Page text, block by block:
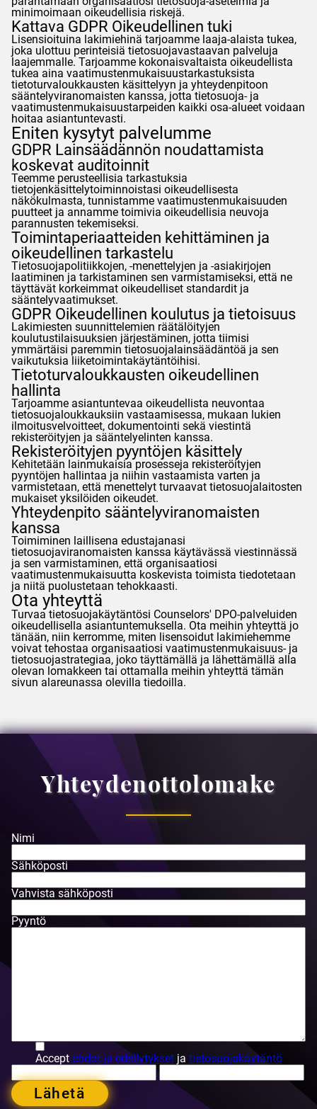
minimoimaan oikeudellisia riskejä.
Kattava GDPR Oikeudellinen tuki
Lisensioituina lakimiehinä tarjoamme laaja-alaista tukea,
joka ulottuu perinteisiä tietosuojavastaavan palveluja
laajemmalle. Tarjoamme kokonaisvaltaista oikeudellista
tukea aina vaatimustenmukaisuustarkastuksista
tietoturvaloukkausten käsittelyyn ja yhteydenpitoon
sääntelyviranomaisten kanssa, jotta tietosuoja- ja
vaatimustenmukaisuustarpeiden kaikki osa-alueet voidaan
hoitaa asiantuntevasti.
Eniten kysytyt palvelumme
GDPR Lainsäädännön noudattamista
koskevat auditoinnit
Teemme perusteellisia tarkastuksia
tietojenkäsittelytoiminnoistasi oikeudellisesta
näkökulmasta, tunnistamme vaatimustenmukaisuuden
puutteet ja annamme toimivia oikeudellisia neuvoja
parannusten tekemiseksi.
Toimintaperiaatteiden kehittäminen ja
oikeudellinen tarkastelu
Tietosuojapolitiikkojen, -menettelyjen ja -asiakirjojen
laatiminen ja tarkistaminen sen varmistamiseksi, että ne
täyttävät korkeimmat oikeudelliset standardit ja
sääntelyvaatimukset.
GDPR Oikeudellinen koulutus ja tietoisuus
Lakimiesten suunnittelemien räätälöityjen
koulutustilaisuuksien järjestäminen, jotta tiimisi
ymmärtäisi paremmin tietosuojalainsäädäntöä ja sen
vaikutuksia liiketoimintakäytäntöihisi.
Tietoturvaloukkausten oikeudellinen
hallinta
Tarjoamme asiantuntevaa oikeudellista neuvontaa
tietosuojaloukkauksiin vastaamisessa, mukaan lukien
ilmoitusvelvoitteet, dokumentointi sekä viestintä
rekisteröityjen ja sääntelyelinten kanssa.
Rekisteröityjen pyyntöjen käsittely
Kehitetään lainmukaisia prosesseja rekisteröityjen
pyyntöjen hallintaa ja niihin vastaamista varten ja
varmistetaan, että menettelyt turvaavat tietosuojalaitosten
mukaiset yksilöiden oikeudet.
Yhteydenpito sääntelyviranomaisten
kanssa
Toimiminen laillisena edustajanasi
tietosuojaviranomaisten kanssa käytävässä viestinnässä
ja sen varmistaminen, että organisaatiosi
vaatimustenmukaisuutta koskevista toimista tiedotetaan
ja niitä puolustetaan tehokkaasti.
Ota yhteyttä
Turvaa tietosuojakäytäntösi Counselors' DPO-palveluiden
oikeudellisella asiantuntemuksella. Ota meihin yhteyttä jo
tänään, niin kerromme, miten lisensoidut lakimiehemme
voivat tehostaa organisaatiosi vaatimustenmukaisuus- ja
tietosuojastrategiaa, joko täyttämällä ja lähettämällä alla
olevan lomakkeen tai ottamalla meihin yhteyttä tämän
sivun alareunassa olevilla tiedoilla.
Yhteydenottolomake
Nimi
Sähköposti
Vahvista sähköposti
Pyyntö
Accept ehdot ja edellytyksetja tietosuojakäytäntö
Lähetä